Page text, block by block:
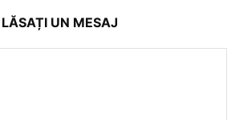
LĂSAȚI UN MESAJ